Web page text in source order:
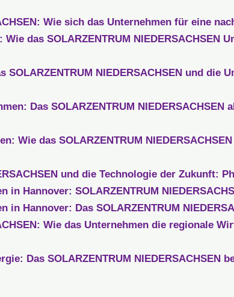
Wie sich das Unternehmen für eine
das SOLARZENTRUM NIEDERSACHSEN
SOLARZENTRUM NIEDERSACHSEN und die
Das SOLARZENTRUM NIEDERSACHSEN
Wie das SOLARZENTRUM
und die Technologie der Zukunft:
in Hannover: SOLARZENTRUM
in Hannover: Das SOLARZENTRUM
Wie das Unternehmen die regionale
Das SOLARZENTRUM NIEDERSACHSEN